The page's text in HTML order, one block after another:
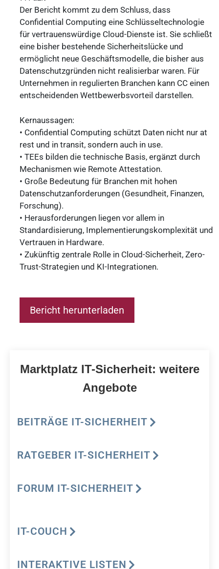
Der Bericht kommt zu dem Schluss, dass
Confidential Computing eine Schlüsseltechnologie
für vertrauenswürdige Cloud-Dienste ist. Sie schließt
eine bisher bestehende Sicherheitslücke und
ermöglicht neue Geschäftsmodelle, die bisher aus
Datenschutzgründen nicht realisierbar waren. Für
Unternehmen in regulierten Branchen kann CC einen
entscheidenden Wettbewerbsvorteil darstellen.
Kernaussagen:
• Confidential Computing schützt Daten nicht nur at
rest und in transit, sondern auch in use.
• TEEs bilden die technische Basis, ergänzt durch
Mechanismen wie Remote Attestation.
• Große Bedeutung für Branchen mit hohen
Datenschutzanforderungen (Gesundheit, Finanzen,
Forschung).
• Herausforderungen liegen vor allem in
Standardisierung, Implementierungskomplexität und
Vertrauen in Hardware.
• Zukünftig zentrale Rolle in Cloud-Sicherheit, Zero-
Trust-Strategien und KI-Integrationen.
Bericht herunterladen
Marktplatz IT-Sicherheit: weitere
Angebote
BEITRÄGE IT-SICHERHEIT
RATGEBER IT-SICHERHEIT
FORUM IT-SICHERHEIT
IT-COUCH
INTERAKTIVE LISTEN